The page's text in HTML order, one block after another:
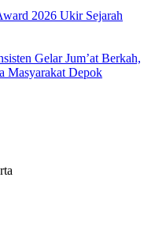
2026 Ukir Sejarah
Gelar Jum’at Berkah,
Masyarakat Depok